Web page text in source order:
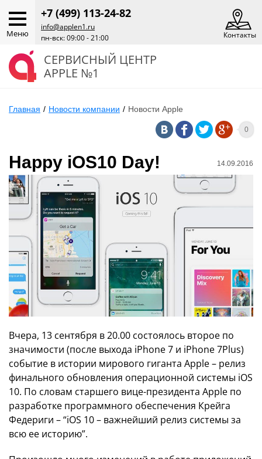
Меню
+7 (499) 113-24-82
info@applen1.ru
пн-вск: 09:00 - 21:00
Контакты
СЕРВИСНЫЙ ЦЕНТР
APPLE №1
Главная / Новости компании / Новости Apple
0
Happy iOS10 Day! 14.09.2016
Вчера, 13 сентября в 20.00 состоялось второе по
значимости (после выхода iPhone 7 и iPhone 7Plus)
событие в истории мирового гиганта Apple – релиз
финального обновления операционной системы iOS
10. По словам старшего вице-президента Apple по
разработке программного обеспечения Крейга
Федериги – “iOS 10 – важнейший релиз системы за
всю ее историю”.